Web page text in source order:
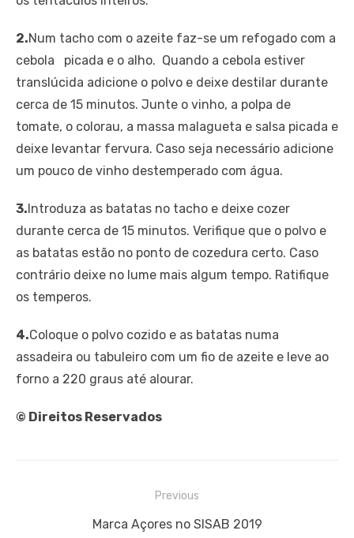
2.Num tacho com o azeite faz-se um refogado com a
cebola picada e o alho. Quando a cebola estiver
translúcida adicione o polvo e deixe destilar durante
cerca de 15 minutos. Junte o vinho, a polpa de
tomate, o colorau, a massa malagueta e salsa picada e
deixe levantar fervura. Caso seja necessário adicione
um pouco de vinho destemperado com água.
3.Introduza as batatas no tacho e deixe cozer
durante cerca de 15 minutos. Verifique que o polvo e
as batatas estão no ponto de cozedura certo. Caso
contrário deixe no lume mais algum tempo. Ratifique
os temperos.
4.Coloque o polvo cozido e as batatas numa
assadeira ou tabuleiro com um fio de azeite e leve ao
forno a 220 graus até alourar.
© Direitos Reservados
Previous
Previous
Marca Açores no SISAB 2019